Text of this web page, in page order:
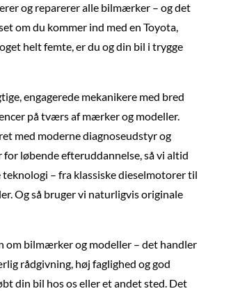
og reparerer alle bilmærker – og det
om du kommer ind med en Toyota,
helt femte, er du og din bil i trygge
engagerede mekanikere med bred
på tværs af mærker og modeller.
med moderne diagnoseudstyr og
løbende efteruddannelse, så vi altid
– fra klassiske dieselmotorer til
Og så bruger vi naturligvis originale
om bilmærker og modeller – det handler
rådgivning, høj faglighed og god
din bil hos os eller et andet sted. Det